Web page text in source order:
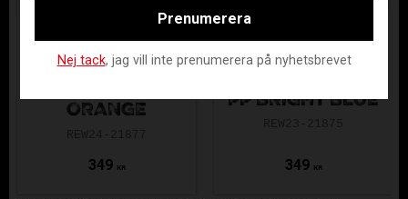
UNIHOC
UNILITE TITAN
ORANGE
349 KR
UNIHOC
PP BRIGHT BLUE
349 KR
Prenumerera
Nej tack, jag vill inte prenumerera på nyhetsbrevet